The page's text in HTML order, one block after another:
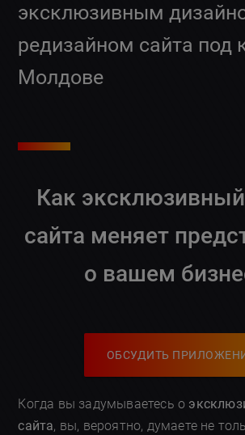
эксклюзивным
редизайном сайта под
Молдове
Как
сайта меняет
о вашем
ОБСУДИТЬ
Когда вы задумываетесь о
сайта, вы, вероятно, думаете не